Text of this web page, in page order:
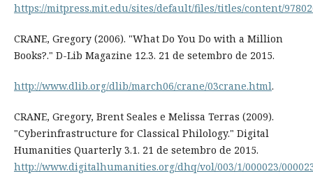
https://mitpress.mit.edu/sites/default/files/titles/content/
CRANE, Gregory (2006). "What Do You Do with a Million
Books?." D-Lib Magazine 12.3. 21 de setembro de 2015.
http://www.dlib.org/dlib/march06/crane/03crane.html.
CRANE, Gregory, Brent Seales e Melissa Terras (2009).
"Cyberinfrastructure for Classical Philology." Digital
Humanities Quarterly 3.1. 21 de setembro de 2015.
http://www.digitalhumanities.org/dhq/vol/003/1/000023/